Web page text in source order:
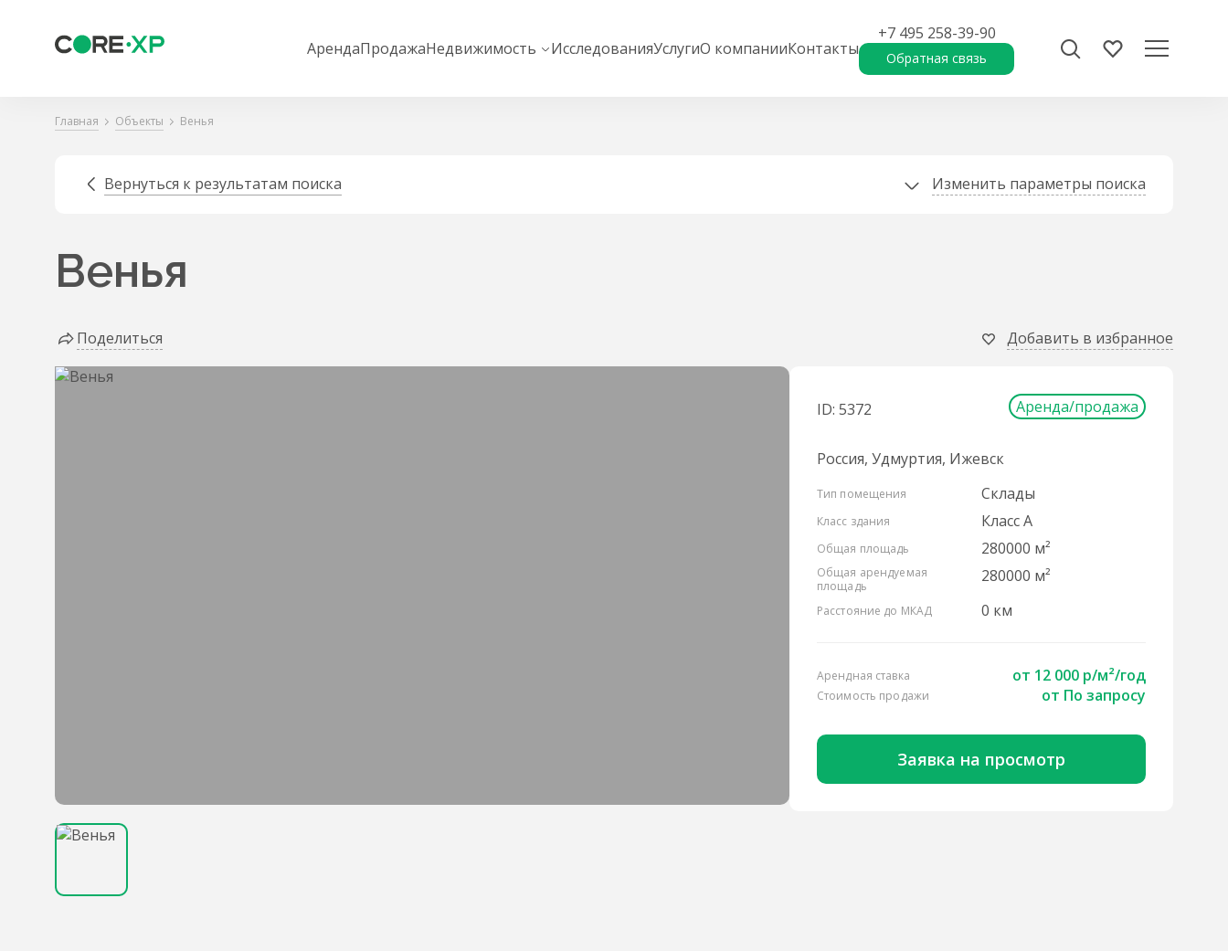
АрендаПродажаНедвижимость ИсследованияУслугиО компанииКонтакты
+7 495 258-39-90
Обратная связь
Главная Объекты Венья
Вернуться к результатам поиска Изменить параметры поиска
Венья
Поделиться Добавить в избранное
ID: 5372 Аренда/продажа
Россия, Удмуртия, Ижевск
Тип помещения Склады
Класс здания Класс A
Общая площадь 280000 м²
Общая арендуемая
площадь
280000 м²
Расстояние до МКАД 0 км
Арендная ставка от 12 000 р/м²/год
Стоимость продажи от По запросу
Заявка на просмотр